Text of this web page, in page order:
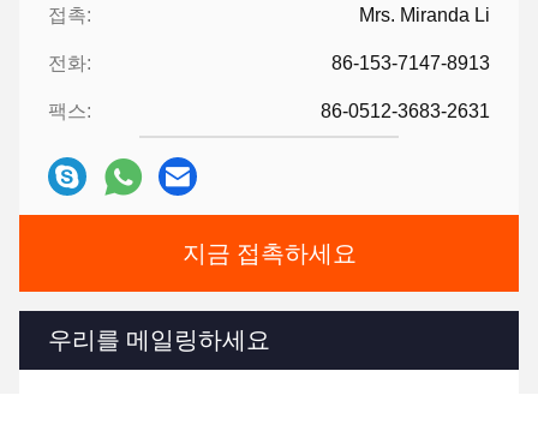
접촉: Mrs. Miranda Li
전화: 86-153-7147-8913
팩스: 86-0512-3683-2631
지금 접촉하세요
우리를 메일링하세요